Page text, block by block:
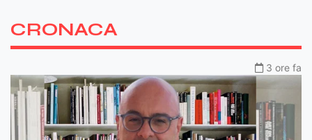
CRONACA
3 ore fa